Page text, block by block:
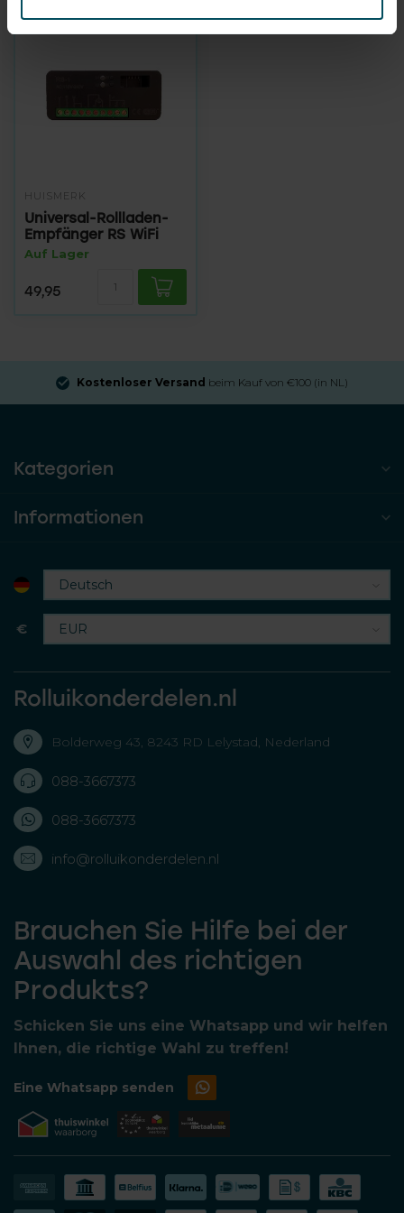
HUISMERK
Universal-Rollladen-
Empfänger RS WiFi
Auf Lager
49,95
Kostenloser Versand beim Kauf von €100 (in NL)
Kategorien
Informationen
€
Rolluikonderdelen.nl
Bolderweg 43, 8243 RD Lelystad, Nederland
088-3667373
088-3667373
info@rolluikonderdelen.nl
Brauchen Sie Hilfe bei der
Auswahl des richtigen
Produkts?
Schicken Sie uns eine Whatsapp und wir helfen
Ihnen, die richtige Wahl zu treffen!
Eine Whatsapp senden